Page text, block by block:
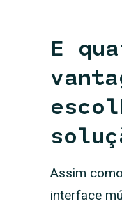
E
Assim
interface